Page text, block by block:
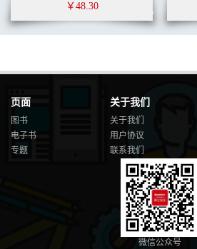
￥48.30
页面
图书
电子书
专题
关于我们
关于我们
用户协议
联系我们
微信公众号